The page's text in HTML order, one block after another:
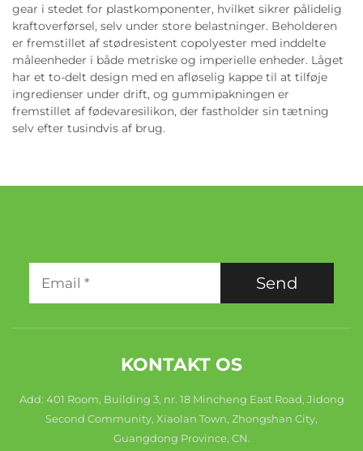
gear i stedet for plastkomponenter, hvilket sikrer pålidelig
kraftoverførsel, selv under store belastninger. Beholderen
er fremstillet af stødresistent copolyester med inddelte
måleenheder i både metriske og imperielle enheder. Låget
har et to-delt design med en afløselig kappe til at tilføje
ingredienser under drift, og gummipakningen er
fremstillet af fødevaresilikon, der fastholder sin tætning
selv efter tusindvis af brug.
Send
KONTAKT OS
Add: 401 Room, Building 3, nr. 18 Mincheng East Road, Jidong
Second Community, Xiaolan Town, Zhongshan City,
Guangdong Province, CN.